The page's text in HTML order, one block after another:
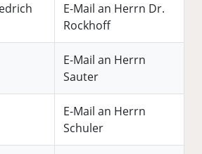
E-Mail an Herrn Dr.
Rockhoff
E-Mail an Herrn
Sauter
E-Mail an Herrn
Schuler